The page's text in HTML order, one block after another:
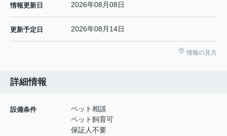
情報更新日 2026年08月08日
更新予定日 2026年08月14日
情報の見方
詳細情報
設備条件
ペット相談
ペット飼育可
保証人不要